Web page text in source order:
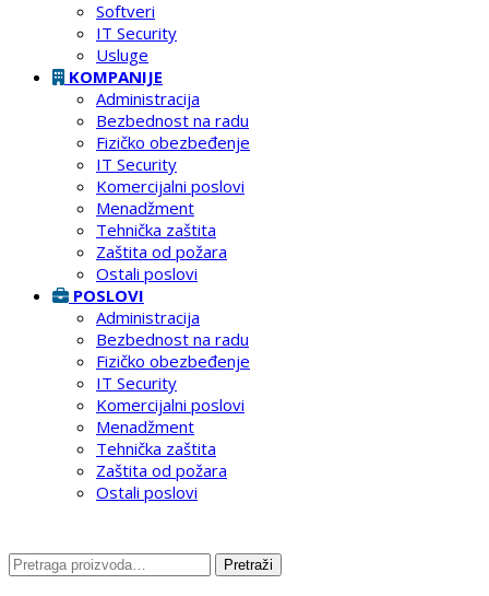
Softveri
IT Security
Usluge
KOMPANIJE
Administracija
Bezbednost na radu
Fizičko obezbeđenje
IT Security
Komercijalni poslovi
Menadžment
Tehnička zaštita
Zaštita od požara
Ostali poslovi
POSLOVI
Administracija
Bezbednost na radu
Fizičko obezbeđenje
IT Security
Komercijalni poslovi
Menadžment
Tehnička zaštita
Zaštita od požara
Ostali poslovi
Pretraga
za:
Pretraži